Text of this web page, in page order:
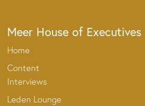
Meer House of Executives
Home
Content
Interviews
Leden Lounge